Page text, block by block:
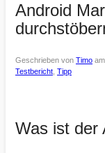
Android
Geschrieben von Timo am
Testbericht Tipp
Was ist der